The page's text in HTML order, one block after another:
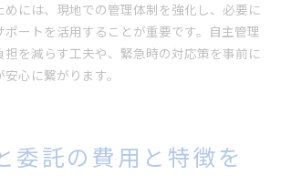
めには、現地での管理体制を強化し、必要に
ートを活用することが重要です。自主管理
担を減らす工夫や、緊急時の対応策を事前に
心に繋がります。
委託の費用と特徴を